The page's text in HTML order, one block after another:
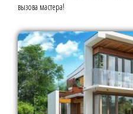
вызова мастера!